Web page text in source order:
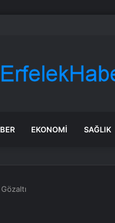
Kaybolan Genç Bulundu
EKONOMI SAĞLIK